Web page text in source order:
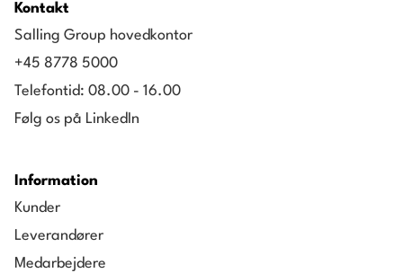
Kontakt
Salling Group hovedkontor
+45 8778 5000
Telefontid: 08.00 - 16.00
Følg os på LinkedIn
Information
Kunder
Leverandører
Medarbejdere